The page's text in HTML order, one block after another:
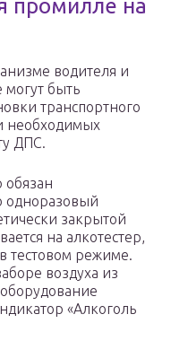
промилле на
водителя и
быть
транспортного
необходимых
ДПС.
обязан
одноразовый
закрытой
на алкотестер,
тестовом режиме.
воздуха из
«Алкоголь